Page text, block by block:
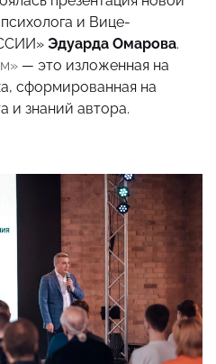
га и Вице-
Эдуарда Омарова.
— это изложенная на
сформированная на
и знаний автора.